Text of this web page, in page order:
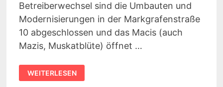
Betreiberwechsel sind die Umbauten und
Modernisierungen in der Markgrafenstraße
10 abgeschlossen und das Macis (auch
Mazis, Muskatblüte) öffnet …
WIEDERERÖFFNET:
MACIS
LEIPZIG
WEITERLESEN